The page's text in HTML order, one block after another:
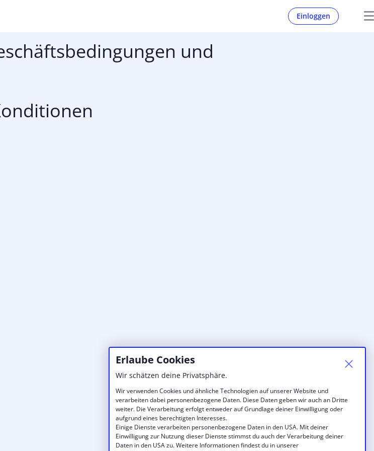
Erlaube Cookies
Wir schätzen deine Privatsphäre.
Wir verwenden Cookies und ähnliche Technologien auf unserer Website und
verarbeiten dabei personenbezogene Daten. Diese Daten geben wir auch an Dritte
weiter. Die Verarbeitung erfolgt entweder auf Grundlage deiner Einwilligung oder
aufgrund eines berechtigten Interesses.
Einige Dienste verarbeiten personenbezogene Daten in den USA. Mit deiner
Einwilligung zur Nutzung dieser Dienste stimmst du auch der Verarbeitung deiner
Daten in den USA zu. Weitere Informationen findest du in unserer
Einloggen
und